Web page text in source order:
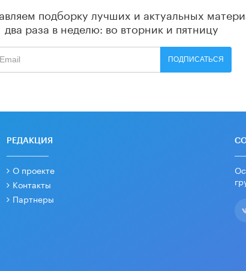
подборку лучших и актуальных
два раза в неделю: во вторник и пятницу
ПОДПИСАТЬСЯ
РЕДАКЦИЯ
О проекте
Контакты
Партнеры